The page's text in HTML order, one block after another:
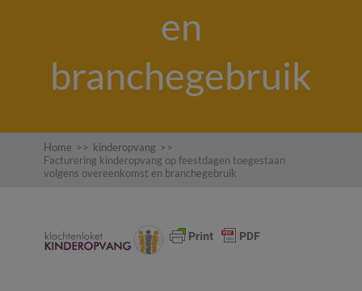
en
branchegebruik
Home >> kinderopvang >>
Facturering kinderopvang op feestdagen toegestaan
volgens overeenkomst en branchegebruik